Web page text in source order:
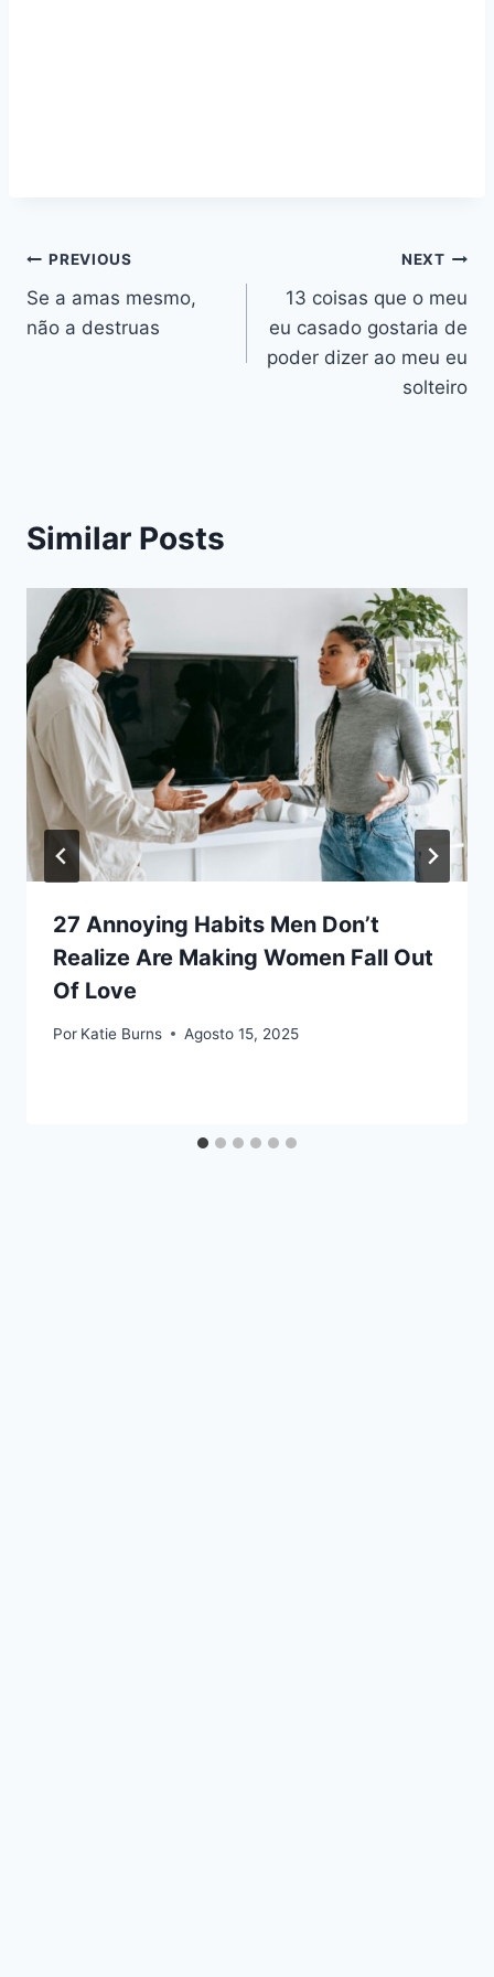
Navegação
de
PREVIOUS
Se a amas mesmo,
não a destruas
NEXT
13 coisas que o meu
eu casado gostaria de
poder dizer ao meu eu
solteiro
Similar Posts
27 Annoying Habits Men Don’t
Realize Are Making Women Fall Out
Of Love
Por Katie Burns Agosto 15, 2025